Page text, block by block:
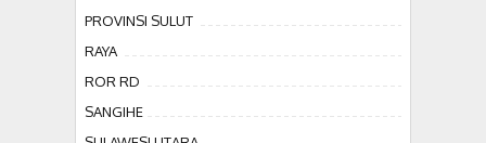
PROVINSI SULUT
RAYA
ROR RD
SANGIHE